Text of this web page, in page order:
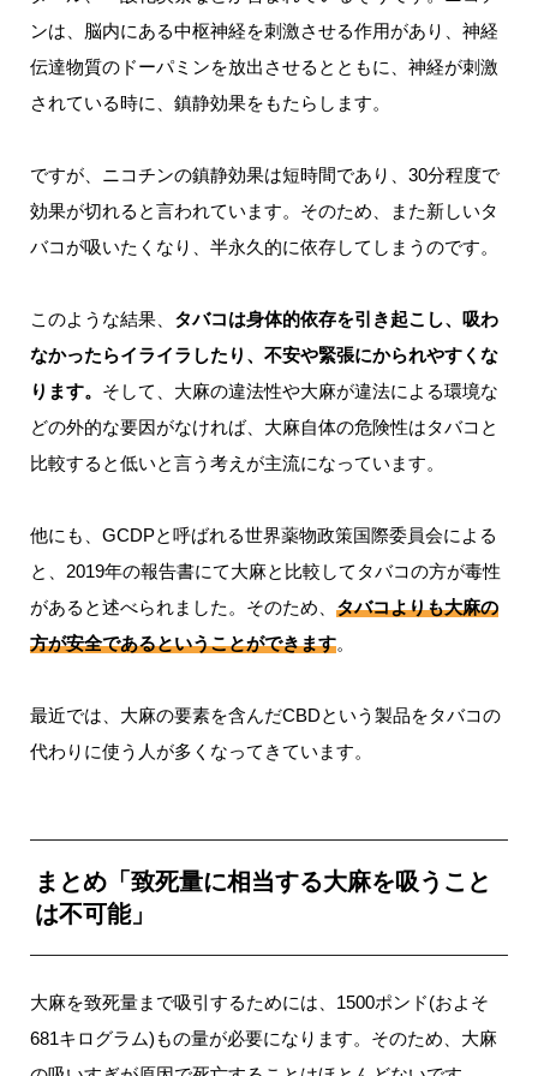
ンは、脳内にある中枢神経を刺激させる作用があり、神経
伝達物質のドーパミンを放出させるとともに、神経が刺激
されている時に、鎮静効果をもたらします。
ですが、ニコチンの鎮静効果は短時間であり、30分程度で
効果が切れると言われています。そのため、また新しいタ
バコが吸いたくなり、半永久的に依存してしまうのです。
このような結果、 タバコは身体的依存を引き起こし、吸わ
なかったらイライラしたり、不安や緊張にかられやすくな
ります。 そして、大麻の違法性や大麻が違法による環境な
どの外的な要因がなければ、大麻自体の危険性はタバコと
比較すると低いと言う考えが主流になっています。
他にも、GCDPと呼ばれる世界薬物政策国際委員会による
と、2019年の報告書にて大麻と比較してタバコの方が毒性
があると述べられました。そのため、 タバコよりも大麻の
方が安全であるということができます。
最近では、大麻の要素を含んだCBDという製品をタバコの
代わりに使う人が多くなってきています。
まとめ「致死量に相当する大麻を吸うこと
は不可能」
大麻を致死量まで吸引するためには、1500ポンド(およそ
681キログラム)もの量が必要になります。そのため、大麻